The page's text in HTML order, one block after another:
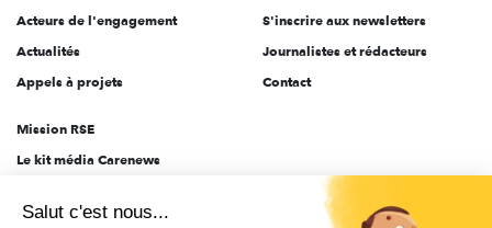
Acteurs de l'engagement
Actualités
Appels à projets
S'inscrire aux newsletters
Journalistes et rédacteurs
Contact
Mission RSE
Le kit média Carenews
AEF info
Salut c'est nous...